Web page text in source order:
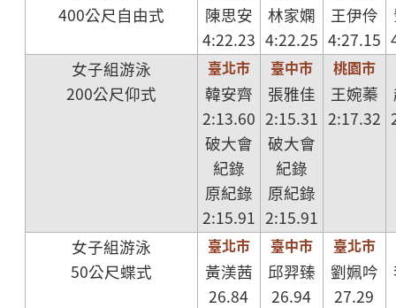
400公尺自由式
陳思安
4:22.23
林家嫻
4:22.25
王伊伶
4:27.15
女子組游泳
200公尺仰式
臺北市
韓安齊
2:13.60
破大會
紀錄
原紀錄
2:15.91
臺中市
張雅佳
2:15.31
破大會
紀錄
原紀錄
2:15.91
桃園市
王婉蓁
2:17.32
女子組游泳
50公尺蝶式
臺北市
黃渼茜
26.84
臺中市
邱羿臻
26.94
臺北市
劉姵吟
27.29